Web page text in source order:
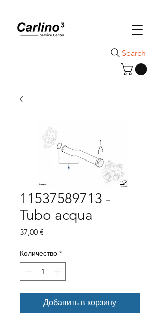
Search
11537589713 -
Tubo acqua
37,00 €
Количество *
Добавить в корзину